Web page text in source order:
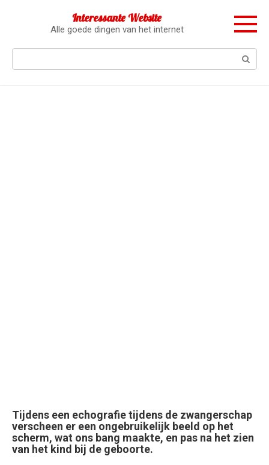
Interessante Website
Alle goede dingen van het internet
Tijdens een echografie tijdens de zwangerschap
verscheen er een ongebruikelijk beeld op het
scherm, wat ons bang maakte, en pas na het zien
van het kind bij de geboorte.